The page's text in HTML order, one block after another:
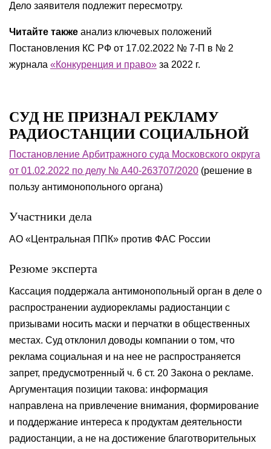
Дело заявителя подлежит пересмотру.
Читайте также анализ ключевых положений
Постановления КС РФ от 17.02.2022 № 7-П в № 2
журнала «Конкуренция и право» за 2022 г.
СУД НЕ ПРИЗНАЛ РЕКЛАМУ
РАДИОСТАНЦИИ СОЦИАЛЬНОЙ
Постановление Арбитражного суда Московского округа
от 01.02.2022 по делу № А40-263707/2020 (решение в
пользу антимонопольного органа)
Участники дела
АО «Центральная ППК» против ФАС России
Резюме эксперта
Кассация поддержала антимонопольный орган в деле о
распространении аудиорекламы радиостанции с
призывами носить маски и перчатки в общественных
местах. Суд отклонил доводы компании о том, что
реклама социальная и на нее не распространяется
запрет, предусмотренный ч. 6 ст. 20 Закона о рекламе.
Аргументация позиции такова: информация
направлена на привлечение внимания, формирование
и поддержание интереса к продуктам деятельности
радиостанции, а не на достижение благотворительных